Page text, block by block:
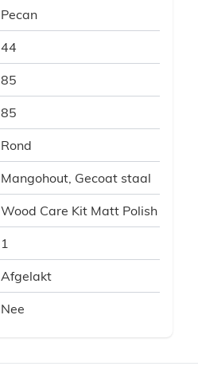
Pecan
44
85
85
Rond
Mangohout, Gecoat staal
Wood Care Kit Matt Polish
1
Afgelakt
Nee